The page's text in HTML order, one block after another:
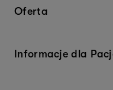
Oferta
Informacje dla